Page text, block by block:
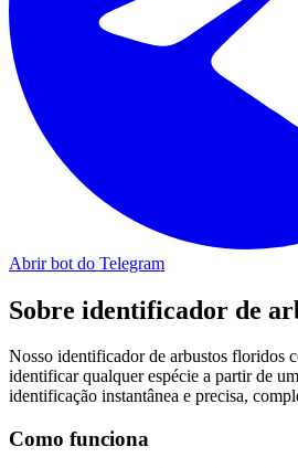
Abrir bot do Telegram
Sobre identificador de
Nosso identificador de arbustos floridos
identificar qualquer espécie a partir de
identificação instantânea e precisa,
Como funciona